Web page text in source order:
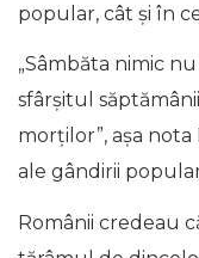
popular, cât şi în
„Sâmbăta nimic
sfârşitul
morţilor”, așa
ale gândirii
Românii credeau